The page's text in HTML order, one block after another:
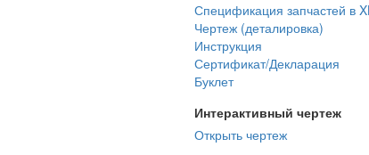
Спецификация запчастей в
Чертеж (деталировка)
Инструкция
Сертификат/Декларация
Буклет
Интерактивный чертеж
Открыть чертеж